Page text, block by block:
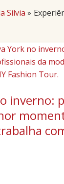
Silvia
inverno: